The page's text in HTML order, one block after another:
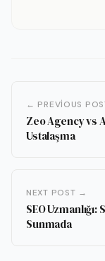
← PREVIOUS
Zeo Agency vs
Ustalaşma
NEXT POST →
SEO
Sunmada